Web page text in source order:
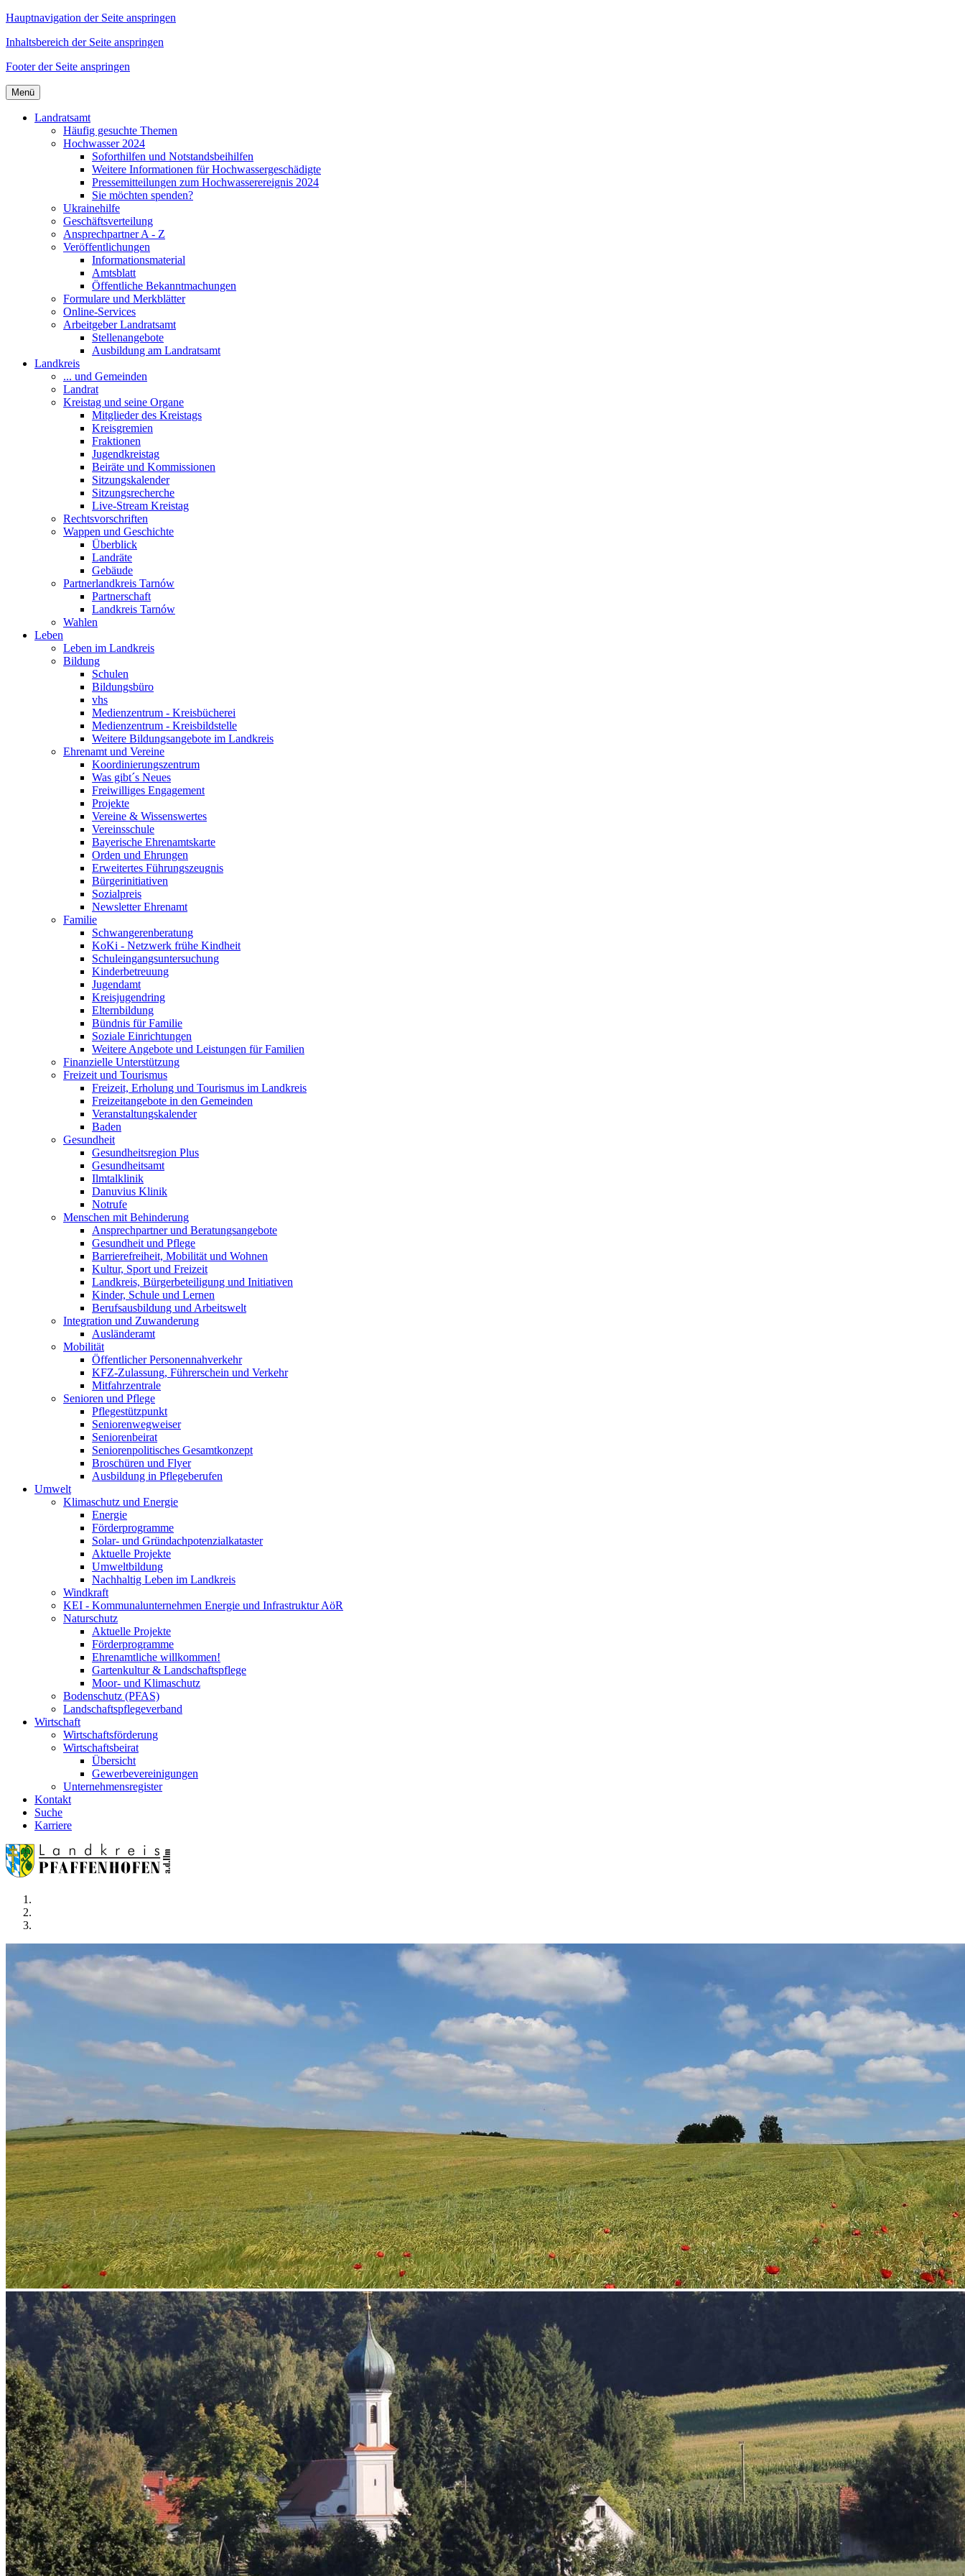
Hauptnavigation der Seite anspringen
Inhaltsbereich der Seite anspringen
Footer der Seite anspringen
Menü
Landratsamt
Häufig gesuchte Themen
Hochwasser 2024
Soforthilfen und Notstandsbeihilfen
Weitere Informationen für Hochwassergeschädigte
Pressemitteilungen zum Hochwasserereignis 2024
Sie möchten spenden?
Ukrainehilfe
Geschäftsverteilung
Ansprechpartner A - Z
Veröffentlichungen
Informationsmaterial
Amtsblatt
Öffentliche Bekanntmachungen
Formulare und Merkblätter
Online-Services
Arbeitgeber Landratsamt
Stellenangebote
Ausbildung am Landratsamt
Landkreis
... und Gemeinden
Landrat
Kreistag und seine Organe
Mitglieder des Kreistags
Kreisgremien
Fraktionen
Jugendkreistag
Beiräte und Kommissionen
Sitzungskalender
Sitzungsrecherche
Live-Stream Kreistag
Rechtsvorschriften
Wappen und Geschichte
Überblick
Landräte
Gebäude
Partnerlandkreis Tarnów
Partnerschaft
Landkreis Tarnów
Wahlen
Leben
Leben im Landkreis
Bildung
Schulen
Bildungsbüro
vhs
Medienzentrum - Kreisbücherei
Medienzentrum - Kreisbildstelle
Weitere Bildungsangebote im Landkreis
Ehrenamt und Vereine
Koordinierungszentrum
Was gibt´s Neues
Freiwilliges Engagement
Projekte
Vereine & Wissenswertes
Vereinsschule
Bayerische Ehrenamtskarte
Orden und Ehrungen
Erweitertes Führungszeugnis
Bürgerinitiativen
Sozialpreis
Newsletter Ehrenamt
Familie
Schwangerenberatung
KoKi - Netzwerk frühe Kindheit
Schuleingangsuntersuchung
Kinderbetreuung
Jugendamt
Kreisjugendring
Elternbildung
Bündnis für Familie
Soziale Einrichtungen
Weitere Angebote und Leistungen für Familien
Finanzielle Unterstützung
Freizeit und Tourismus
Freizeit, Erholung und Tourismus im Landkreis
Freizeitangebote in den Gemeinden
Veranstaltungskalender
Baden
Gesundheit
Gesundheitsregion Plus
Gesundheitsamt
Ilmtalklinik
Danuvius Klinik
Notrufe
Menschen mit Behinderung
Ansprechpartner und Beratungsangebote
Gesundheit und Pflege
Barrierefreiheit, Mobilität und Wohnen
Kultur, Sport und Freizeit
Landkreis, Bürgerbeteiligung und Initiativen
Kinder, Schule und Lernen
Berufsausbildung und Arbeitswelt
Integration und Zuwanderung
Ausländeramt
Mobilität
Öffentlicher Personennahverkehr
KFZ-Zulassung, Führerschein und Verkehr
Mitfahrzentrale
Senioren und Pflege
Pflegestützpunkt
Seniorenwegweiser
Seniorenbeirat
Seniorenpolitisches Gesamtkonzept
Broschüren und Flyer
Ausbildung in Pflegeberufen
Umwelt
Klimaschutz und Energie
Energie
Förderprogramme
Solar- und Gründachpotenzialkataster
Aktuelle Projekte
Umweltbildung
Nachhaltig Leben im Landkreis
Windkraft
KEI - Kommunalunternehmen Energie und Infrastruktur AöR
Naturschutz
Aktuelle Projekte
Förderprogramme
Ehrenamtliche willkommen!
Gartenkultur & Landschaftspflege
Moor- und Klimaschutz
Bodenschutz (PFAS)
Landschaftspflegeverband
Wirtschaft
Wirtschaftsförderung
Wirtschaftsbeirat
Übersicht
Gewerbevereinigungen
Unternehmensregister
Kontakt
Suche
Karriere